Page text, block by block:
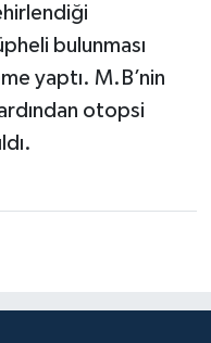
bulunması
yaptı. M.B’nin
otopsi